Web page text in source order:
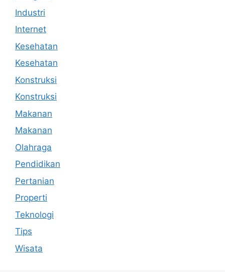
Industri
Internet
Kesehatan
Kesehatan
Konstruksi
Konstruksi
Makanan
Makanan
Olahraga
Pendidikan
Pertanian
Properti
Teknologi
Tips
Wisata